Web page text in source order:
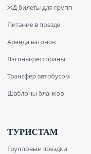
ЖД билеты для групп
Питание в поезде
Аренда вагонов
Вагоны-рестораны
Трансфер автобусом
Шаблоны бланков
ТУРИСТАМ
Групповые поездки